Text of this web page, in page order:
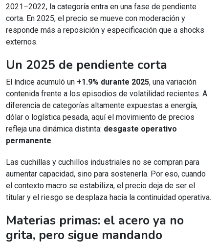
2021–2022, la categoría entra en una fase de pendiente
corta. En 2025, el precio se mueve con moderación y
responde más a reposición y especificación que a shocks
externos.
Un 2025 de pendiente corta
El índice acumuló un +1.9% durante 2025, una variación
contenida frente a los episodios de volatilidad recientes. A
diferencia de categorías altamente expuestas a energía,
dólar o logística pesada, aquí el movimiento de precios
refleja una dinámica distinta: desgaste operativo
permanente.
Las cuchillas y cuchillos industriales no se compran para
aumentar capacidad, sino para sostenerla. Por eso, cuando
el contexto macro se estabiliza, el precio deja de ser el
titular y el riesgo se desplaza hacia la continuidad operativa.
Materias primas: el acero ya no
grita, pero sigue mandando